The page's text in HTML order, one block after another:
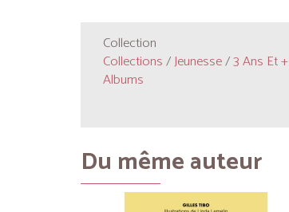
Collection
Collections/Jeunesse/3 Ans Et +
Albums
Du même auteur